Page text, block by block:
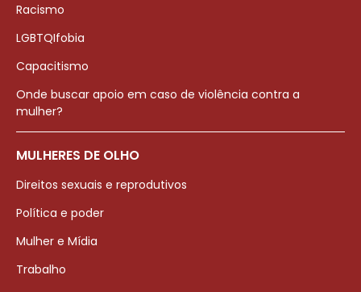
Racismo
LGBTQIfobia
Capacitismo
Onde buscar apoio em caso de violência contra a
mulher?
MULHERES DE OLHO
Direitos sexuais e reprodutivos
Política e poder
Mulher e Mídia
Trabalho